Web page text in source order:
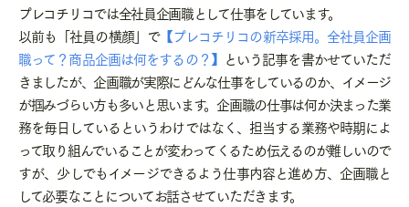
プレコチリコでは全社員企画職として仕事をしています。
以前も「社員の横顔」で【プレコチリコの新卒採用。全社員企画
職って？商品企画は何をするの？】 という記事を書かせていただ
きましたが、企画職が実際にどんな仕事をしているのか、イメージ
が掴みづらい方も多いと思います。企画職の仕事は何か決まった業
務を毎日しているというわけではなく、担当する業務や時期によ
って取り組んでいることが変わってくるため伝えるのが難しいので
すが、少しでもイメージできるよう仕事内容と進め方、企画職と
して必要なことについてお話させていただきます。